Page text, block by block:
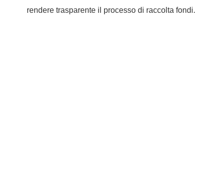
rendere trasparente il processo di raccolta fondi.